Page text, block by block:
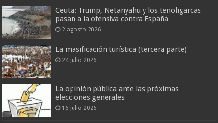
Ceuta: Trump, Netanyahu y los tenoligarcas
pasan a la ofensiva contra España
2 agosto 2026
La masificación turística (tercera parte)
24 julio 2026
La opinión pública ante las próximas
elecciones generales
16 julio 2026